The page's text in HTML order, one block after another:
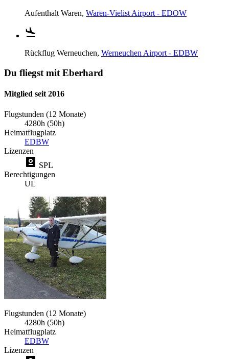
Aufenthalt Waren, Waren-Vielist Airport - EDOW
Rückflug Werneuchen, Werneuchen Airport - EDBW
Du fliegst mit Eberhard
Mitglied seit 2016
Flugstunden (12 Monate)
4280h (50h)
Heimatflugplatz
EDBW
Lizenzen
SPL
Berechtigungen
UL
Flugstunden (12 Monate)
4280h (50h)
Heimatflugplatz
EDBW
Lizenzen